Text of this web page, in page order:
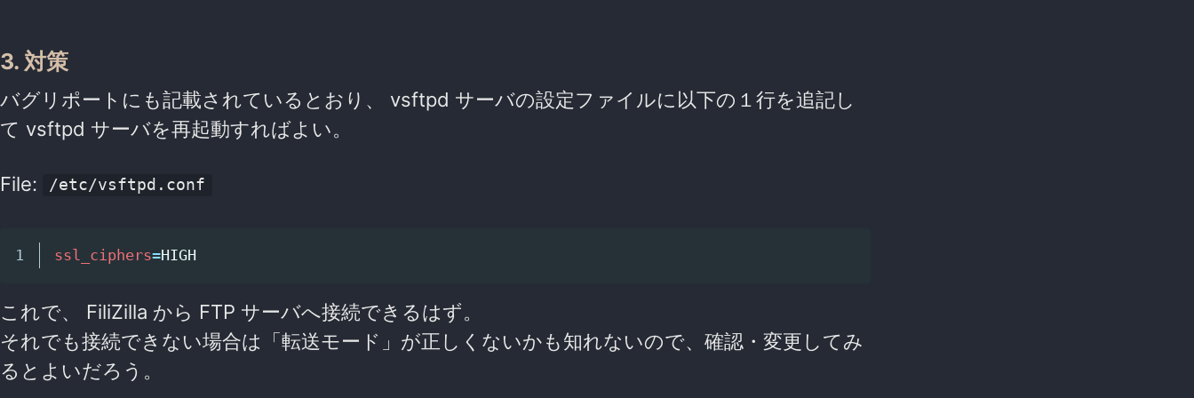
3. 対策
バグリポートにも記載されているとおり、 vsftpd サーバの設定ファイルに以下の１行を追記し
て vsftpd サーバを再起動すればよい。
File: /etc/vsftpd.conf
ssl_ciphers=
これで、 FiliZilla から FTP サーバへ接続できるはず。
それでも接続できない場合は「転送モード」が正しくないかも知れないので、確認・変更してみ
るとよいだろう。